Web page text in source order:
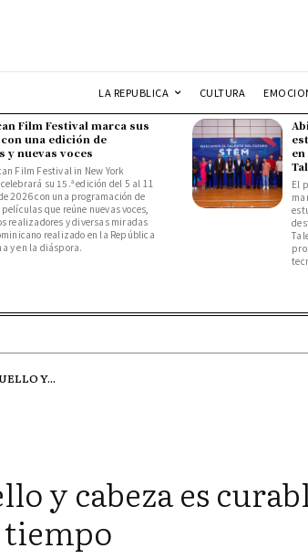
LA REPUBLICA CULTURA
Film Festival marca sus
con una edición de
y nuevas voces
Film Festival in New York
su 15.ª edición del 5 al 11
2026 con una programación de
que reúne nuevas voces,
realizadores y diversas miradas
realizado en la República
y en la diáspora.
El
Y...
y cabeza es
tiempo